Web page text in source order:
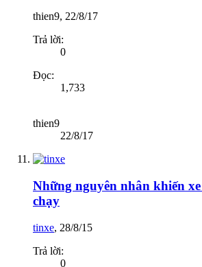
thien9, 22/8/17
Trả lời:
0
Đọc:
1,733
thien9
22/8/17
Những nguyên nhân khiến
chạy
tinxe, 28/8/15
Trả lời:
0